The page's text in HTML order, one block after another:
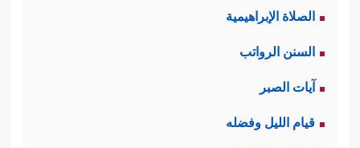
البعيدين عن مكّة، والذين رُبَّما يفِدُون
إليها للحج أو التجارة، فكانت هذه
الكلمات تؤثِّر فيهم، وكان ردُّ القرآن
واضحًا ومباشرًا، وقادرًا على أن يصِل
الصلاة الإبراهيمية
السنن الرواتب
آيات الصبر
قيام الليل وفضله